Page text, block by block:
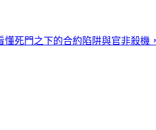
死門之下的合約陷阱與官非殺機